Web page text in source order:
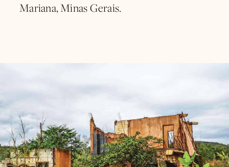
Mariana, Minas Gerais.